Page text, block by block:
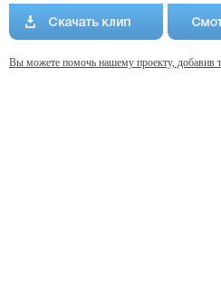
Вы можете помочь нашему проекту, добавив